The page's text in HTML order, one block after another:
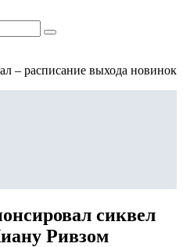
– расписание выхода новинок
сиквел
Ривзом